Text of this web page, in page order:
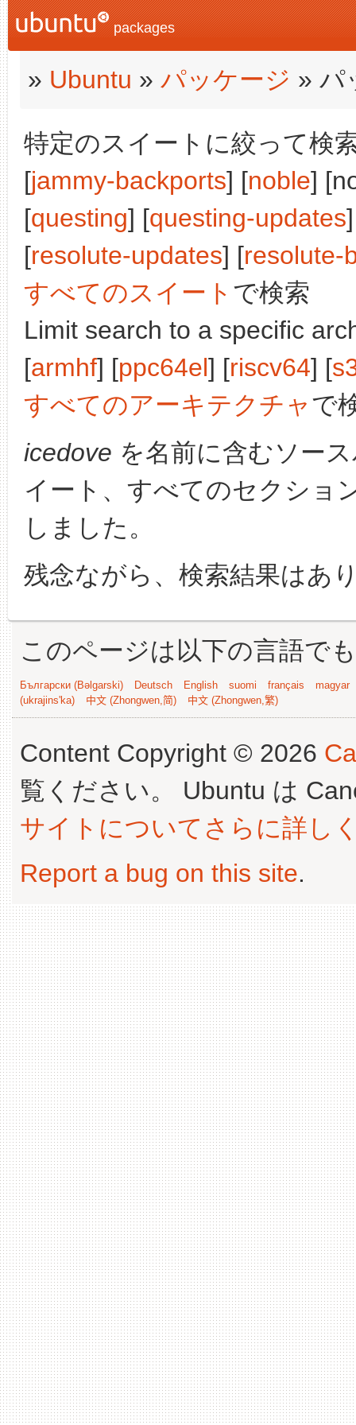
packages
» Ubuntu » パッケージ » パ
特定のスイートに絞って検
[jammy-backports] [noble]
[questing] [questing-updates
[resolute-updates] [resolute-
すべてのスイート で検索
Limit search to a specific
[armhf] [ppc64el] [riscv64] [
すべてのアーキテクチャで
icedove を名前に含むソー
イート、すべてのセクショ
しました。
残念ながら、検索結果はあ
このページは以下の言語で
Български (Bəlgarski) Deutsch English suomi français
magyar
(ukrajins'ka)
中文 (Zhongwen,简) 中文 (Zhongwen,繁)
Content Copyright © 2026
覧ください。 Ubuntu は
サイトについてさらに詳し
Report a bug on this site.